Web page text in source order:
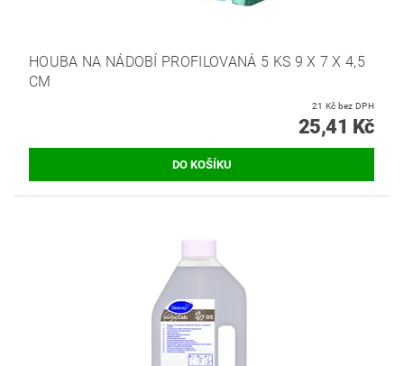
HOUBA NA NÁDOBÍ PROFILOVANÁ 5 KS 9 X 7 X 4,5
CM
21 Kč bez DPH
25,41 Kč